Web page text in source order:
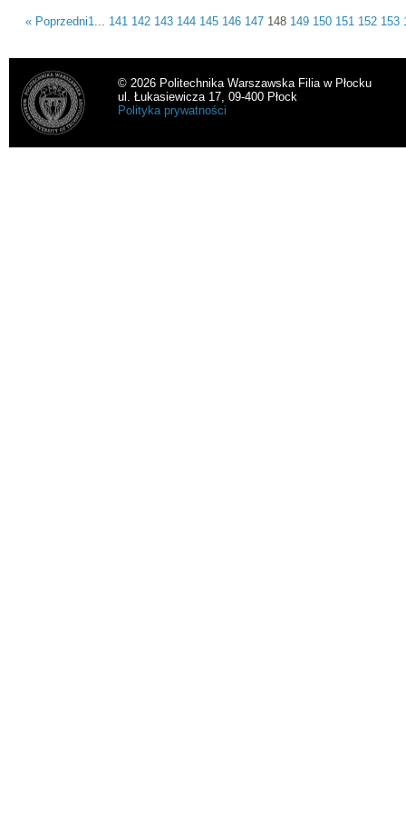
« Poprzedni1... 141 142 143 144 145 146 147 148 149 150 151 152 153
© 2026 Politechnika Warszawska Filia w Płocku
ul. Łukasiewicza 17, 09-400 Płock
Polityka prywatności